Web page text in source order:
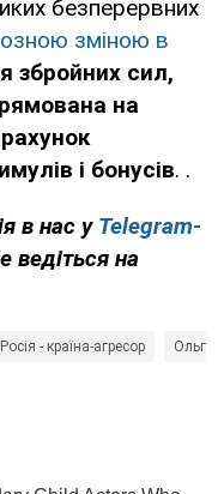
безперервних
зміною в
збройних сил,
на
і бонусів. .
в нас у Telegram-
ведіться на
Росія - країна-агресор Ольга